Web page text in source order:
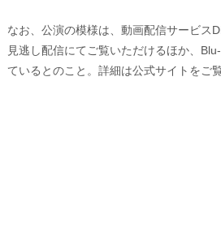
なお、公演の模様は、動画配信サービス
見逃し配信にてご覧いただけるほか、
ているとのこと。詳細は公式サイトをご